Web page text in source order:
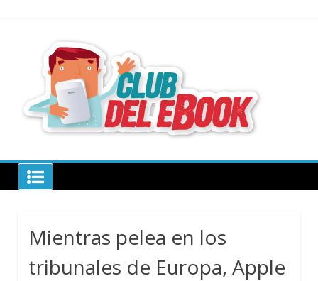
Club del ebook
Mientras pelea en los
tribunales de Europa, Apple